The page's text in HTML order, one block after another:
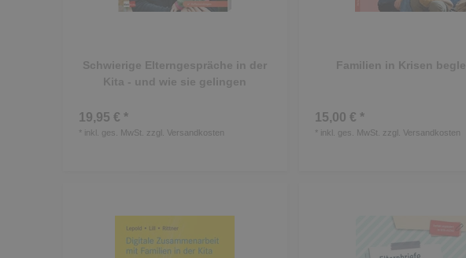
Schwierige Elterngespräche in der
Kita - und wie sie gelingen
19,95 € *
* inkl. ges. MwSt. zzgl. Versandkosten
Familien in Krisen
15,00 € *
* inkl. ges. MwSt. zzgl. Versandkosten